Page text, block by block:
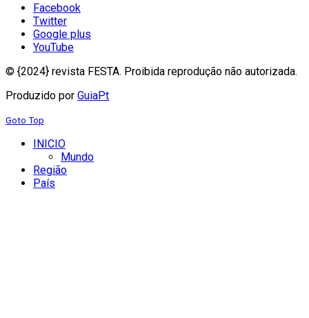
Facebook
Twitter
Google plus
YouTube
© {2024} revista FESTA. Proibida reprodução não autorizada.
Produzido por GuiaPt
Goto Top
INICIO
Mundo
Região
País